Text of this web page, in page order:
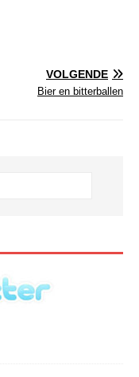
VOLGENDE
Bier en bitterballen